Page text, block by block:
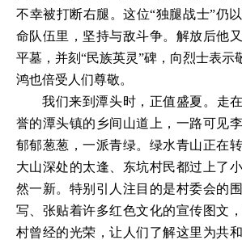
不幸被打断右腿。这位“独腿战士”仍
命队伍里，坚持与敌斗争。解放后他
平墓，并刻“民族英灵”碑，向烈士表示
鸿也倍受人们尊敬。
我们来到潭头时，正值盛夏。走
誉的潭头镇的乡间山道上，一路可见
郁郁葱葱，一派青绿。绿水青山正在
大山深处的太逢、东坑村民都过上了
然一新。特别引人注目的是村委会的
写、张贴着许多红色文化的宣传图文
村曾经的光荣，让人们了解这里为共